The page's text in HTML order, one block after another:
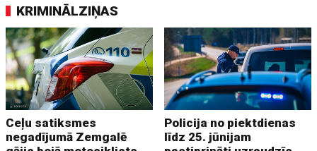
KRIMINĀLZIŅAS
Ceļu satiksmes
negadījumā Zemgalē
Policija no piektdienas
līdz 25. jūnijam